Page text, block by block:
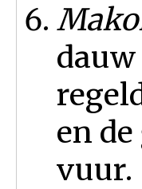
en
vuur.